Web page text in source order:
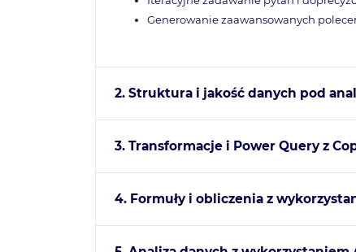
Generowanie zaawansowanych
2. Struktura i jakość danych pod
3. Transformacje i Power Query z
4. Formuły i obliczenia z